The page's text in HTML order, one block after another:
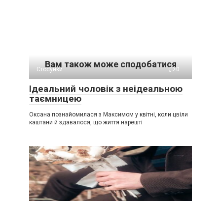
Вам також може сподобатися
Стосунки 0
Ідеальний чоловік з неідеальною
таємницею
Оксана познайомилася з Максимом у квітні, коли цвіли
каштани й здавалося, що життя нарешті